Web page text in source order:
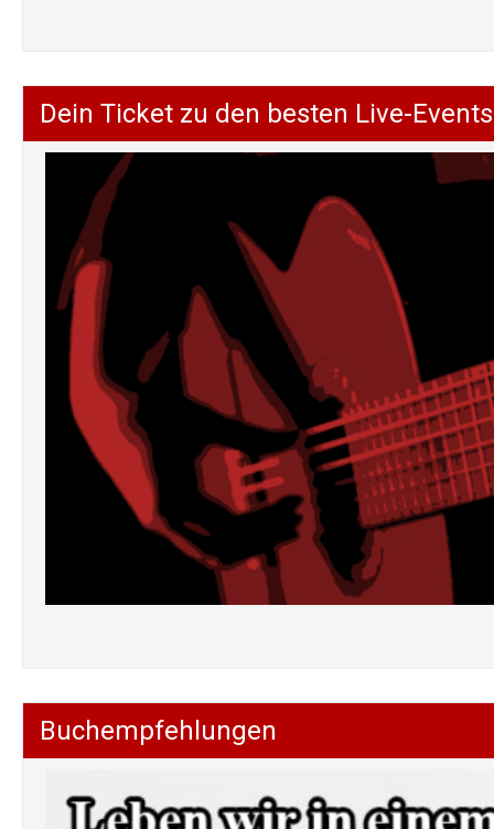
Dein Ticket zu den besten Live-Events
Buchempfehlungen